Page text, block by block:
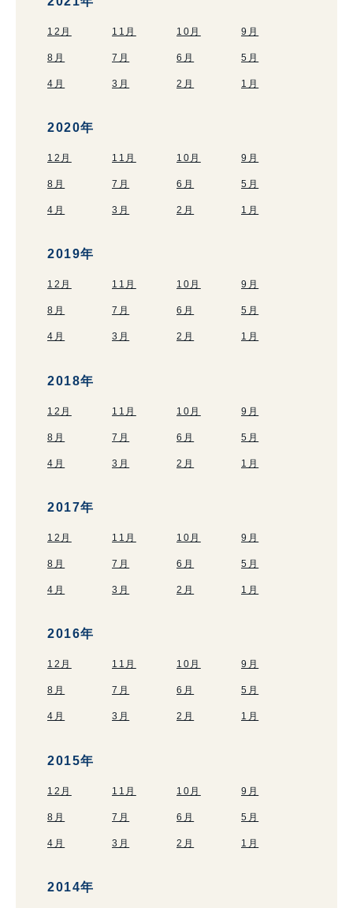
12月 11月 10月 9月
8月 7月 6月 5月
4月 3月 2月 1月
2020年
12月 11月 10月 9月
8月 7月 6月 5月
4月 3月 2月 1月
2019年
12月 11月 10月 9月
8月 7月 6月 5月
4月 3月 2月 1月
2018年
12月 11月 10月 9月
8月 7月 6月 5月
4月 3月 2月 1月
2017年
12月 11月 10月 9月
8月 7月 6月 5月
4月 3月 2月 1月
2016年
12月 11月 10月 9月
8月 7月 6月 5月
4月 3月 2月 1月
2015年
12月 11月 10月 9月
8月 7月 6月 5月
4月 3月 2月 1月
2014年